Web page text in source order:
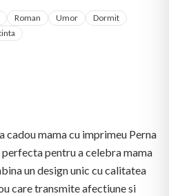
Roman Umor
Dormit
cadou mama cu imprimeu Perna
pentru a celebra mama
un design unic cu calitatea
care transmite afectiune si